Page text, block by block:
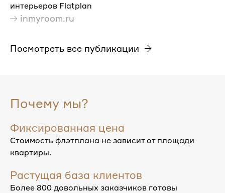
интерьеров Flatplan
inmyroom.ru
Посмотреть все публикации
Почему мы?
Фиксированная цена
Стоимость флэтплана не зависит от площади
квартиры.
Растущая база клиентов
Более 800 довольных заказчиков готовы